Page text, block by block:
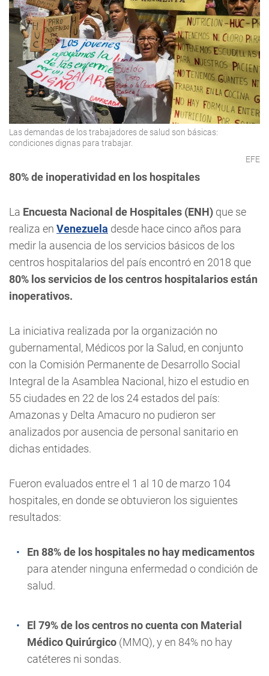
Las demandas de los trabajadores de salud son básicas:
condiciones dignas para trabajar.
EFE
80% de inoperatividad en los hospitales
La Encuesta Nacional de Hospitales (ENH) que se
realiza en Venezuela desde hace cinco años para
medir la ausencia de los servicios básicos de los
centros hospitalarios del país encontró en 2018 que
80% los servicios de los centros hospitalarios están
inoperativos.
La iniciativa realizada por la organización no
gubernamental, Médicos por la Salud, en conjunto
con la Comisión Permanente de Desarrollo Social
Integral de la Asamblea Nacional, hizo el estudio en
55 ciudades en 22 de los 24 estados del país:
Amazonas y Delta Amacuro no pudieron ser
analizados por ausencia de personal sanitario en
dichas entidades.
Fueron evaluados entre el 1 al 10 de marzo 104
hospitales, en donde se obtuvieron los siguientes
resultados:
En 88% de los hospitales no hay medicamentos
para atender ninguna enfermedad o condición de
salud.
El 79% de los centros no cuenta con Material
Médico Quirúrgico (MMQ), y en 84% no hay
catéteres ni sondas.